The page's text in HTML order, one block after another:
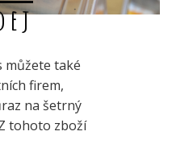
můžete také
firem,
na šetrný
tohoto zboží